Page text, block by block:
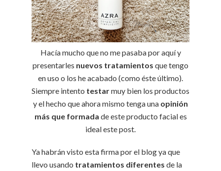
Hacía mucho que no me pasaba por aquí y
presentarles nuevos tratamientos que tengo
en uso o los he acabado (como éste último).
Siempre intento testarmuy bien los productos
y el hecho que ahora mismo tenga una opinión
más que formada de este producto facial es
ideal este post.
Ya habrán visto esta firma por el blog ya que
llevo usando tratamientos diferentes de la